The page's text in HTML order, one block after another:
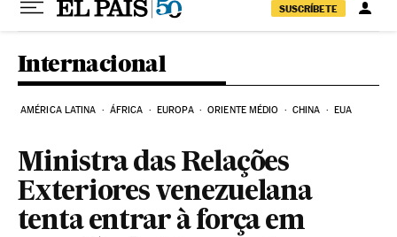
SUSCRÍBETE
Internacional
AMÉRICA LATINA ÁFRICA EUROPA ORIENTE MÉDIO CHINA EUA
Ministra das Relações
Exteriores venezuelana
tenta entrar à força em